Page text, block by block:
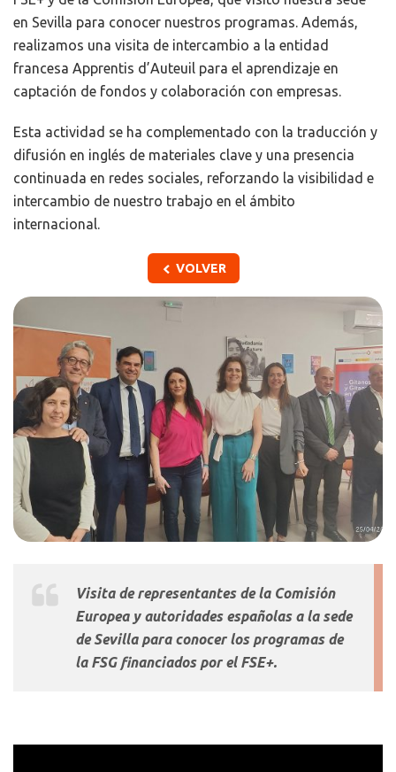
en Sevilla para conocer nuestros programas. Además,
realizamos una visita de intercambio a la entidad
francesa Apprentis d’Auteuil para el aprendizaje en
captación de fondos y colaboración con empresas.
Esta actividad se ha complementado con la traducción y
difusión en inglés de materiales clave y una presencia
continuada en redes sociales, reforzando la visibilidad e
intercambio de nuestro trabajo en el ámbito
internacional.
VOLVER
Visita de representantes de la Comisión
Europea y autoridades españolas a la sede
de Sevilla para conocer los programas de
la FSG financiados por el FSE+.